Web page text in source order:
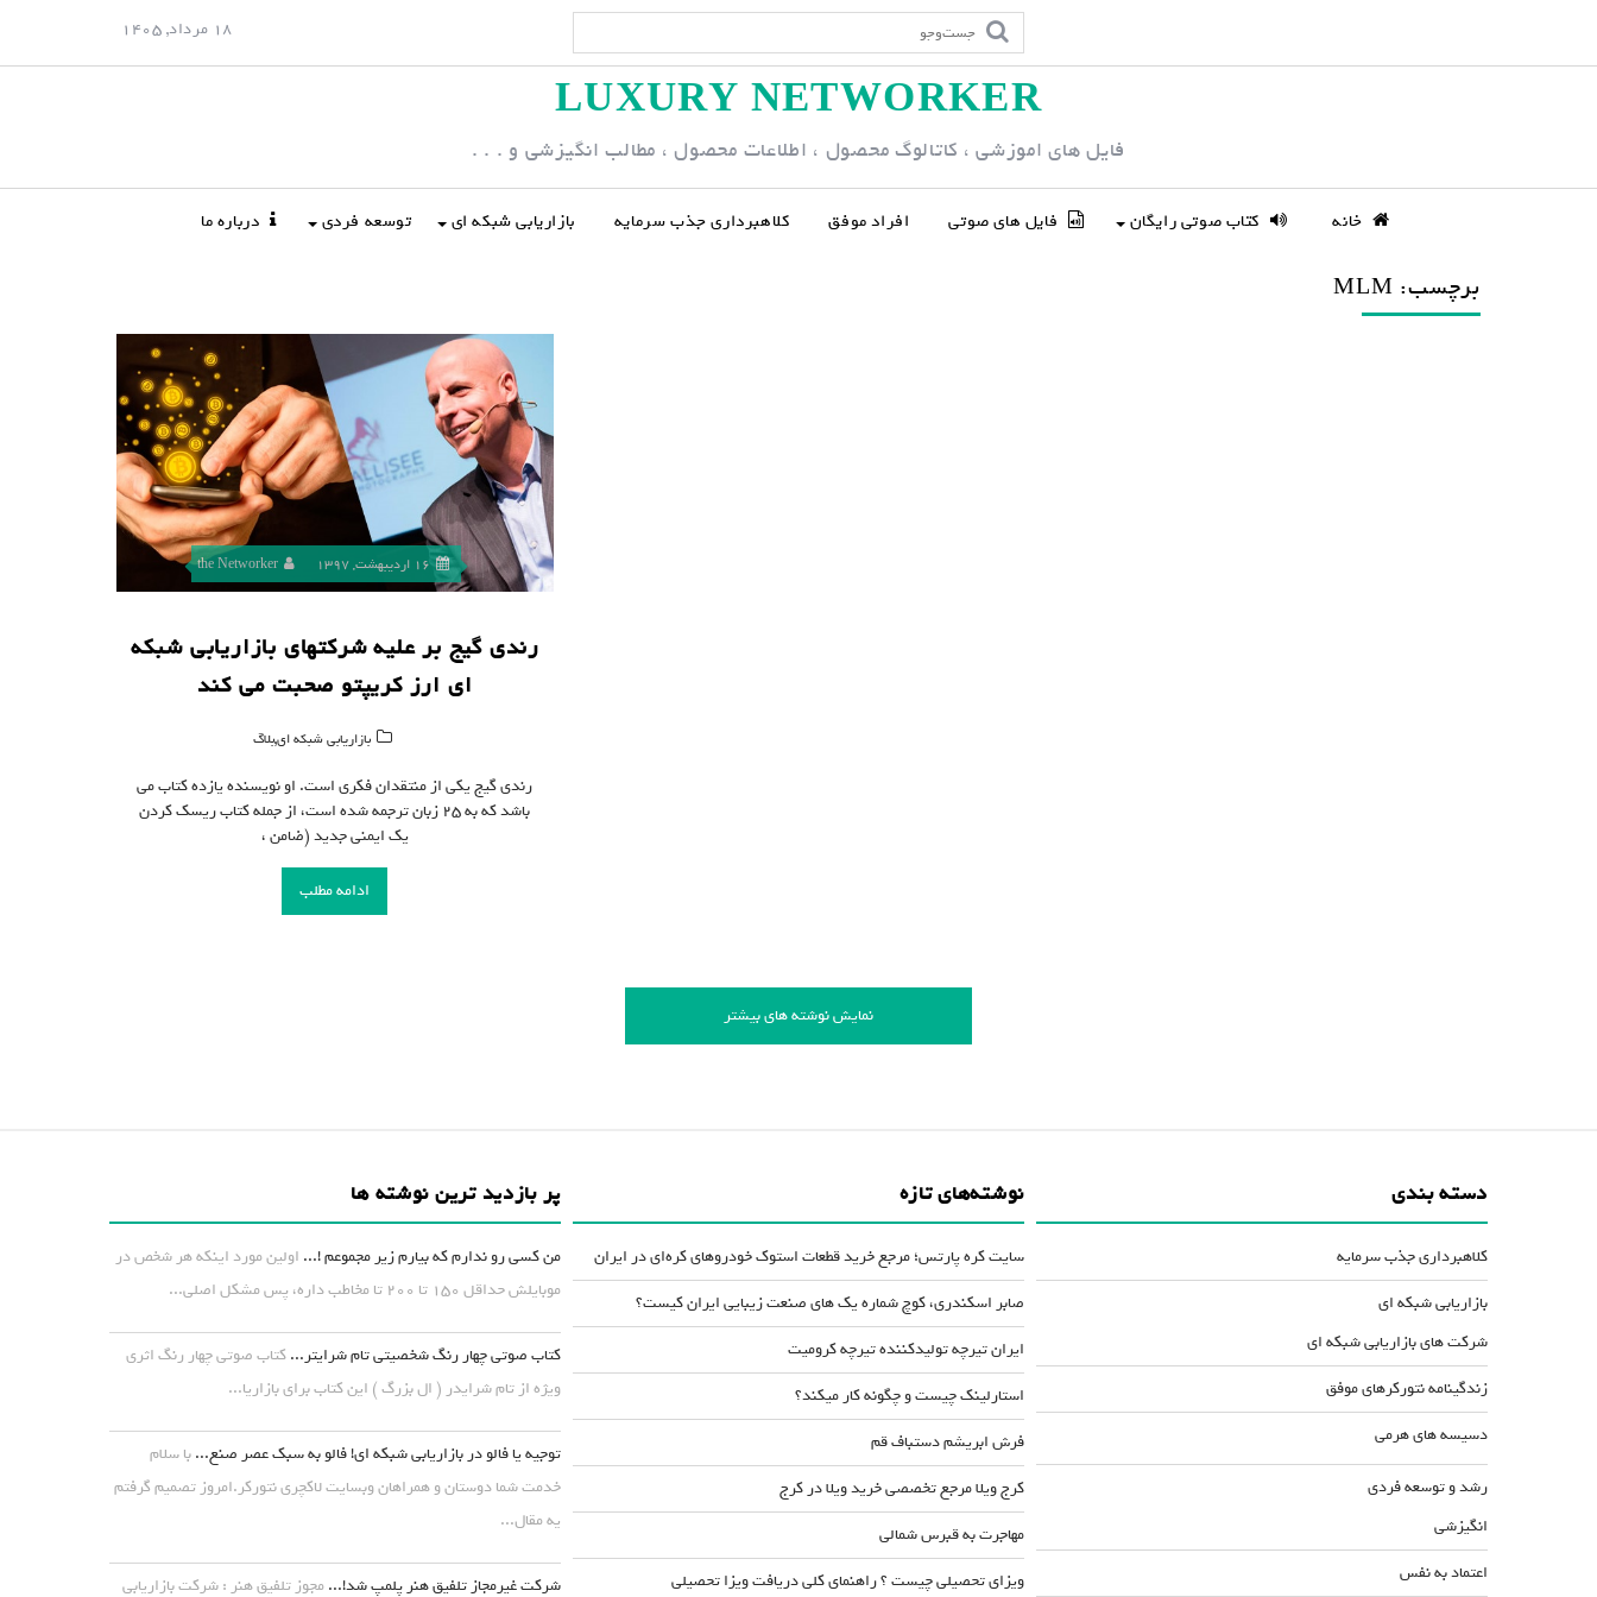
o
18 مرداد, 1405
LUXURY NETWORKER
فایل های اموزشی ، کاتالوگ محصول ، اطلاعات محصول ، مطالب انگیزشی و . . .
خانه کتاب صوتی رایگان فایل های صوتی افراد موفق کلاهبرداری جذب سرمایه بازاریابی شبکه ای توسعه فردی درباره ما
برچسب: MLM
16 اردیبهشت, 1397 the Networker
رندی گیج بر علیه شرکتهای بازاریابی شبکه
ای ارز کریپتو صحبت می کند
بازاریابی شبکه ای,بلاگ
رندی گیج یکی از منتقدان فکری است. او نویسنده یازده کتاب می
باشد که به ۲۵ زبان ترجمه شده است، از جمله کتاب ریسک کردن
یک ایمنی جدید (ضامن ،
ادامه مطلب
نمایش نوشته های بیشتر
پر بازدید ترین نوشته ها
من کسی رو ندارم که بیارم زیر مجموعم !... اولین مورد اینکه هر شخص در
موبایلش حداقل ۱۵۰ تا ۲۰۰ تا مخاطب داره، پس مشکل اصلی...
کتاب صوتی چهار رنگ شخصیتی تام شرایتر...کتاب صوتی چهار رنگ اثری
ویژه از تام شرایدر ( ال بزرگ ) این کتاب برای بازاریا...
توجیه یا فالو در بازاریابی شبکه ای! فالو به سبک عصر صنع...با سلام
خدمت شما دوستان و همراهان وبسایت لاکچری نتورکر.امروز تصمیم گرفتم
یه مقال...
شرکت غیرمجاز تلفیق هنر پلمپ شد!...مجوز تلفیق هنر : شرکت بازاریابی
نوشته‌های تازه
سایت کره پارتس؛ مرجع خرید قطعات استوک خودروهای کره‌ای در ایران
صابر اسکندری، کوچ شماره یک های صنعت زیبایی ایران کیست؟
ایران تیرچه تولیدکننده تیرچه کرومیت
استارلینک چیست و چگونه کار میکند؟
فرش ابریشم دستباف قم
کرج ویلا مرجع تخصصی خرید ویلا در کرج
مهاجرت به قبرس شمالی
ویزای تحصیلی چیست ؟ راهنمای کلی دریافت ویزا تحصیلی
دسته بندی
کلاهبرداری جذب سرمایه
بازاریابی شبکه ای
شرکت های بازاریابی شبکه ای
زندگینامه نتورکرهای موفق
دسیسه های هرمی
رشد و توسعه فردی
انگیزشی
اعتماد به نفس